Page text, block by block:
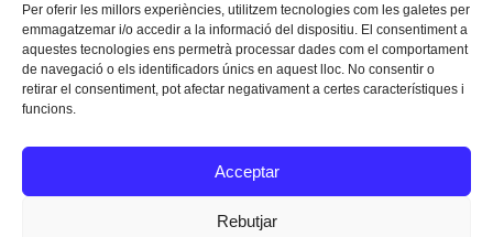
Per oferir les millors experiències, utilitzem tecnologies com les galetes per
emmagatzemar i/o accedir a la informació del dispositiu. El consentiment a
aquestes tecnologies ens permetrà processar dades com el comportament
de navegació o els identificadors únics en aquest lloc. No consentir o
retirar el consentiment, pot afectar negativament a certes característiques i
funcions.
Acceptar
Rebutjar
Instagram
Facebook
Twitter
Texts Legals